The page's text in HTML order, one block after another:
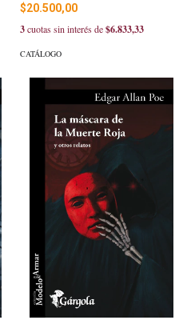
$20.500,00
3cuotas sin interés de$6.833,33
CATÁLOGO